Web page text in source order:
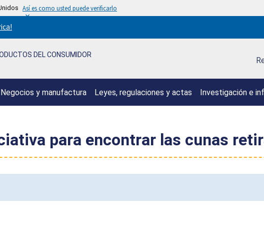
Así es como usted puede verificarlo
DEL CONSUMIDOR
Negocios y manufactura Leyes, regulaciones y actas Investigación e
para encontrar las cunas